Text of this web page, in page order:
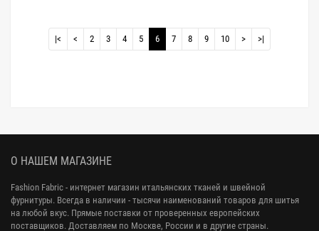
|< < 2 3 4 5 6 7 8 9 10 > >|
О НАШЕМ МАГАЗИНЕ
Fashion Fabric - интернет магазин итальянских тканей и швейной
фурнитуры. Всегда в наличии - тысячи наименований товаров для шитья
на любой вкус. Прямые поставки от проверенных европейских
поставщиков. Доставляем по Москве, России и в другие страны.